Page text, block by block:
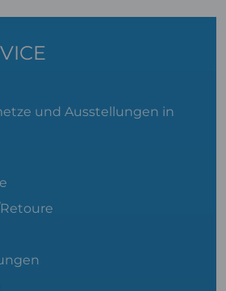
und Ausstellungen in